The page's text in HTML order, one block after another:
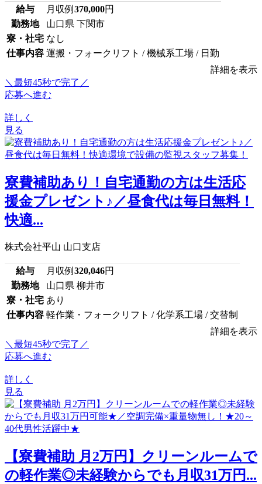
給与 月収例 370,000円
勤務地
山口県 下関市
寮・社宅 なし
仕事内容 運搬・フォークリフト / 機械系工場 / 日勤
詳細を表示
＼最短45秒で完了／
応募へ進む
詳しく
見る
寮費補助あり！自宅通勤の方は生活応
援金プレゼント♪／昼食代は毎日無料！
快適...
株式会社平山 山口支店
給与 月収例 320,046円
勤務地
山口県 柳井市
寮・社宅 あり
仕事内容 軽作業・フォークリフト / 化学系工場 / 交替制
詳細を表示
＼最短45秒で完了／
応募へ進む
詳しく
見る
【寮費補助 月2万円】クリーンルームで
の軽作業◎未経験からでも月収31万円...